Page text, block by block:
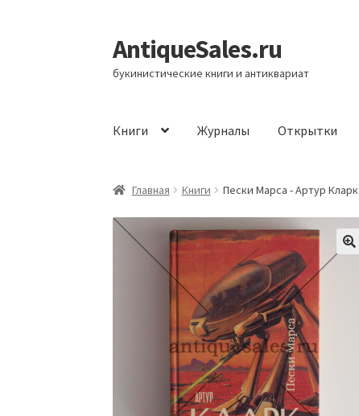
Перейти
к
навигации
Перейти
к
содержимому
AntiqueSales.ru
букинистические книги и антиквариат
Книги Журналы Открытки
ГлавнаяГлавная Книги Пески Марса - Артур Кларк